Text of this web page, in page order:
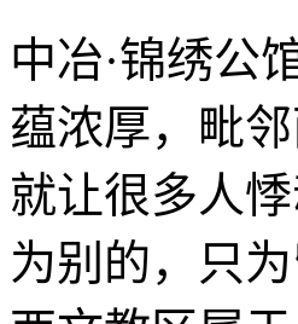
中冶·锦绣公
蕴浓厚，毗
就让很多人
为别的，只